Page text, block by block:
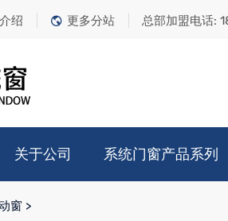
绍 更多分站 总部加盟电话:
关于公司 系统门窗产品系列
窗 >